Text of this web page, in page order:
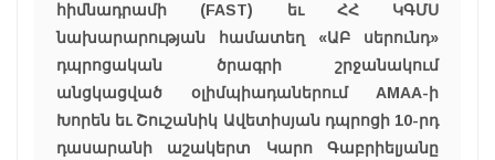
հիմնադրամի (FAST) եւ ՀՀ ԿԳՄՍ
նախարարության համատեղ «ԱԲ սերունդ»
դպրոցական ծրագրի շրջանակում
անցկացված օլիմպիադաներում AMAA-ի
Խորեն եւ Շուշանիկ Ավետիսյան դպրոցի 10-րդ
դասարանի աշակերտ Կարո Գաբրիելյանը